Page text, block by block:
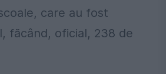
care au fost
făcând, oficial, 238 de